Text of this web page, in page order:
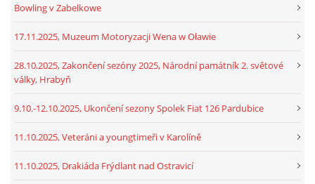
Bowling v Zabelkowe
17.11.2025, Muzeum Motoryzacji Wena w Oławie
28.10.2025, Zakončení sezóny 2025, Národní památník 2. světové
války, Hrabyň
9.10.-12.10.2025, Ukončení sezony Spolek Fiat 126 Pardubice
11.10.2025, Veteráni a youngtimeři v Karolíně
11.10.2025, Drakiáda Frýdlant nad Ostravicí